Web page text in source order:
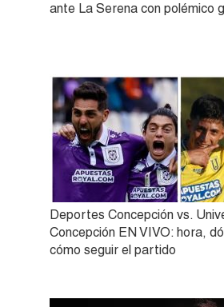
ante La Serena con polémico
Deportes Concepción vs.
Concepción EN VIVO: hora,
cómo seguir el partido